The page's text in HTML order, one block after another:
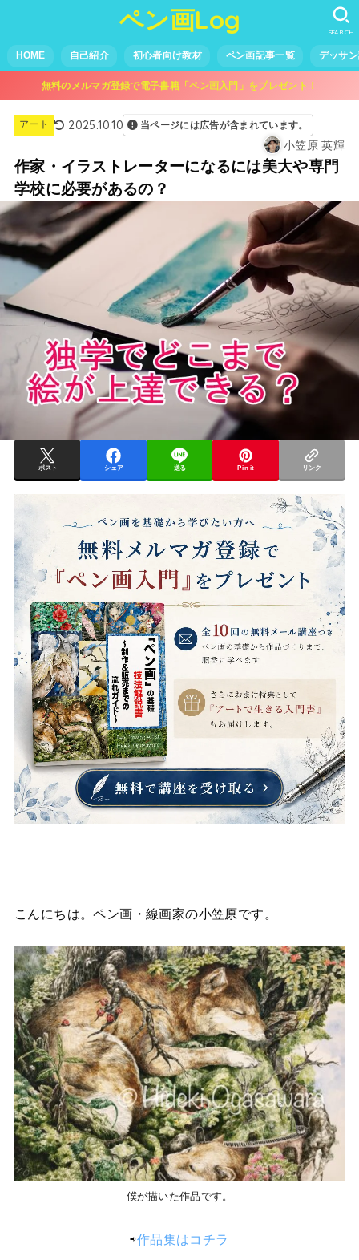
ペン画Log
HOME 自己紹介 初心者向け教材 ペン画記事一覧 デッサ
SEARCH
無料のメルマガ登録で電子書籍「ペン画入門」をプレゼント！
アート 2025.10.10 当ページには広告が含まれています。
小笠原 英輝
作家・イラストレーターになるには美大や専門
学校に必要があるの？
ポスト シェア 送る Pin it リンク
こんにちは。ペン画・線画家の小笠原です。
僕が描いた作品です。
⇨作品集はコチラ